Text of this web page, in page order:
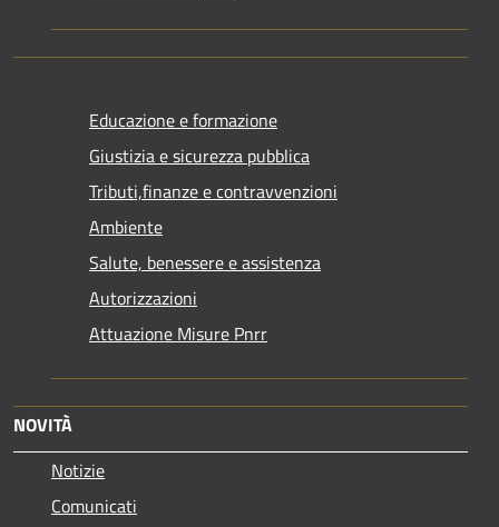
Educazione e formazione
Giustizia e sicurezza pubblica
Tributi,finanze e contravvenzioni
Ambiente
Salute, benessere e assistenza
Autorizzazioni
Attuazione Misure Pnrr
NOVITÀ
Notizie
Comunicati